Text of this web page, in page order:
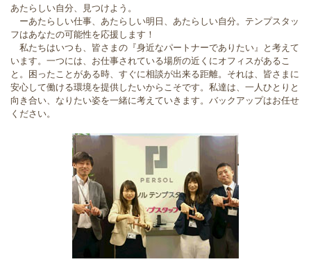
あたらしい自分、見つけよう。
ーあたらしい仕事、あたらしい明日、あたらしい自分。テンプスタッ
フはあなたの可能性を応援します！
私たちはいつも、皆さまの『身近なパートナーでありたい』と考えて
います。一つには、お仕事されている場所の近くにオフィスがあるこ
と。困ったことがある時、すぐに相談が出来る距離。それは、皆さまに
安心して働ける環境を提供したいからこそです。私達は、一人ひとりと
向き合い、なりたい姿を一緒に考えていきます。バックアップはお任せ
ください。